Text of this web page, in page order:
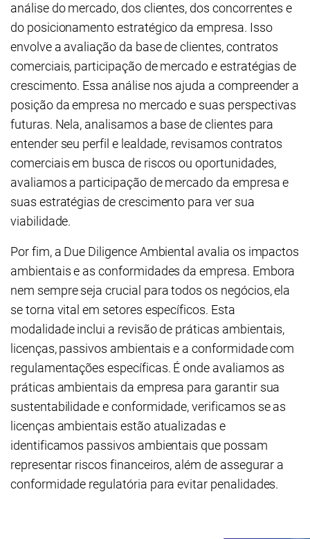
análise do mercado, dos clientes, dos concorrentes e
do posicionamento estratégico da empresa. Isso
envolve a avaliação da base de clientes, contratos
comerciais, participação de mercado e estratégias de
crescimento. Essa análise nos ajuda a compreender a
posição da empresa no mercado e suas perspectivas
futuras. Nela, analisamos a base de clientes para
entender seu perfil e lealdade, revisamos contratos
comerciais em busca de riscos ou oportunidades,
avaliamos a participação de mercado da empresa e
suas estratégias de crescimento para ver sua
viabilidade.
Por fim, a Due Diligence Ambiental avalia os impactos
ambientais e as conformidades da empresa. Embora
nem sempre seja crucial para todos os negócios, ela
se torna vital em setores específicos. Esta
modalidade inclui a revisão de práticas ambientais,
licenças, passivos ambientais e a conformidade com
regulamentações específicas. É onde avaliamos as
práticas ambientais da empresa para garantir sua
sustentabilidade e conformidade, verificamos se as
licenças ambientais estão atualizadas e
identificamos passivos ambientais que possam
representar riscos financeiros, além de assegurar a
conformidade regulatória para evitar penalidades.